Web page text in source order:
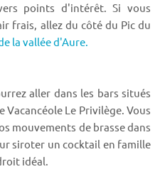
points d'intérêt. Si vous
frais, allez du côté du Pic du
la vallée d'Aure.
aller dans les bars situés
Vacancéole Le Privilège. Vous
mouvements de brasse dans
siroter un cocktail en famille
idéal.